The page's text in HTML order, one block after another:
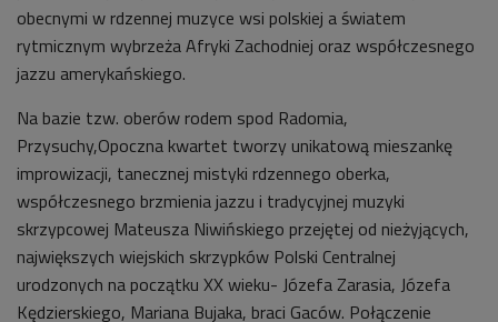
obecnymi w rdzennej muzyce wsi polskiej a światem
rytmicznym wybrzeża Afryki Zachodniej oraz współczesnego
jazzu amerykańskiego.
Na bazie tzw. oberów rodem spod Radomia,
Przysuchy,Opoczna kwartet tworzy unikatową mieszankę
improwizacji, tanecznej mistyki rdzennego oberka,
współczesnego brzmienia jazzu i tradycyjnej muzyki
skrzypcowej Mateusza Niwińskiego przejętej od nieżyjących,
największych wiejskich skrzypków Polski Centralnej
urodzonych na początku XX wieku- Józefa Zarasia, Józefa
Kędzierskiego, Mariana Bujaka, braci Gaców. Połączenie